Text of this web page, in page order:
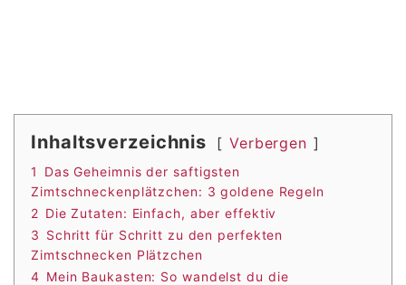
Inhaltsverzeichnis Verbergen
1
Das Geheimnis der saftigsten
Zimtschneckenplätzchen: 3 goldene Regeln
2 Die Zutaten: Einfach, aber effektiv
3 Schritt für Schritt zu den perfekten
Zimtschnecken Plätzchen
4 Mein Baukasten: So wandelst du die